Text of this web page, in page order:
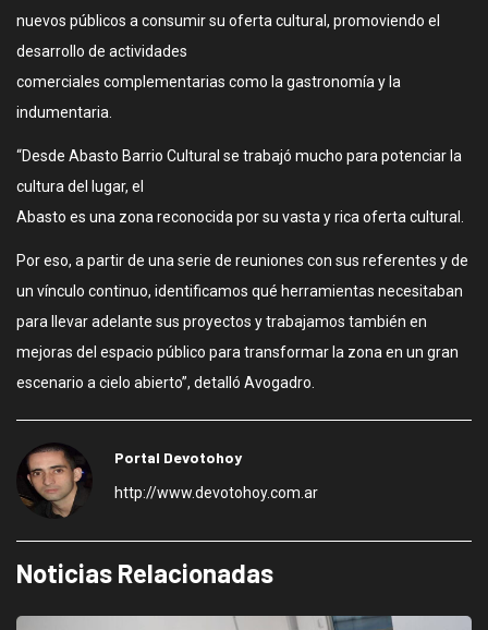
nuevos públicos a consumir su oferta cultural, promoviendo el
desarrollo de actividades
comerciales complementarias como la gastronomía y la
indumentaria.
“Desde Abasto Barrio Cultural se trabajó mucho para potenciar la
cultura del lugar, el
Abasto es una zona reconocida por su vasta y rica oferta cultural.
Por eso, a partir de una serie de reuniones con sus referentes y de
un vínculo continuo, identificamos qué herramientas necesitaban
para llevar adelante sus proyectos y trabajamos también en
mejoras del espacio público para transformar la zona en un gran
escenario a cielo abierto”, detalló Avogadro.
Portal Devotohoy
http://www.devotohoy.com.ar
Noticias Relacionadas